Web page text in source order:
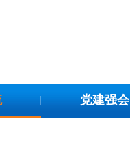
党建强会